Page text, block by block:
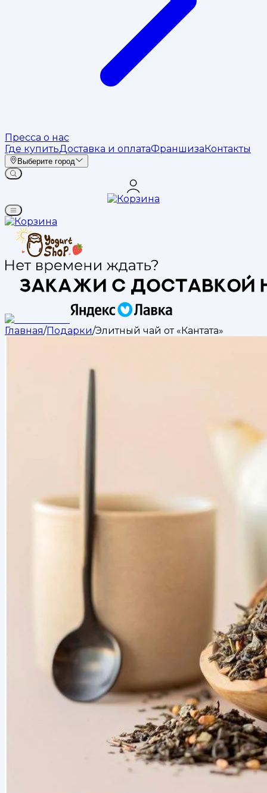
Пресса о нас
Где купитьДоставка и оплатаФраншизаКонтакты
Выберите город
Главная/Подарки/Элитный чай от «Кантата»